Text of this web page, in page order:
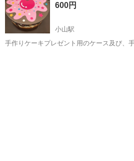
も可愛く上品です◎ サイズ...
600円
小山駅
手作りケーキプレゼント用のケース及び、